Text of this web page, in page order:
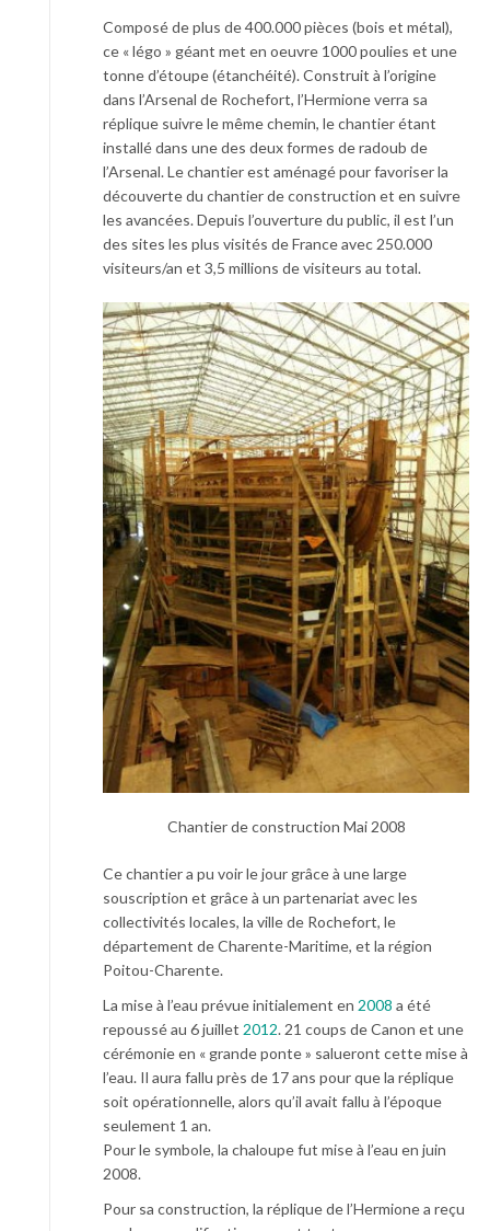
Composé de plus de 400.000 pièces (bois et métal),
ce « légo » géant met en oeuvre 1000 poulies et une
tonne d’étoupe (étanchéité). Construit à l’origine
dans l’Arsenal de Rochefort, l’Hermione verra sa
réplique suivre le même chemin, le chantier étant
installé dans une des deux formes de radoub de
l’Arsenal. Le chantier est aménagé pour favoriser la
découverte du chantier de construction et en suivre
les avancées. Depuis l’ouverture du public, il est l’un
des sites les plus visités de France avec 250.000
visiteurs/an et 3,5 millions de visiteurs au total.
Chantier de construction Mai 2008
Ce chantier a pu voir le jour grâce à une large
souscription et grâce à un partenariat avec les
collectivités locales, la ville de Rochefort, le
département de Charente-Maritime, et la région
Poitou-Charente.
La mise à l’eau prévue initialement en 2008 a été
repoussé au 6 juillet 2012. 21 coups de Canon et une
cérémonie en « grande ponte » salueront cette mise à
l’eau. Il aura fallu près de 17 ans pour que la réplique
soit opérationnelle, alors qu’il avait fallu à l’époque
seulement 1 an.
Pour le symbole, la chaloupe fut mise à l’eau en juin
2008.
Pour sa construction, la réplique de l’Hermione a reçu